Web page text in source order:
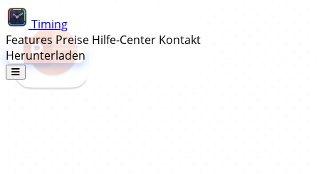
Timing
Features Preise Hilfe-Center Kontakt
Herunterladen